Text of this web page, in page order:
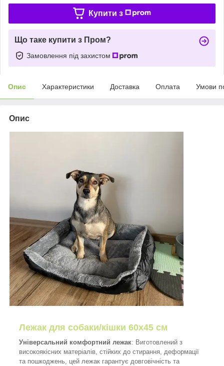
Купити з
Що таке купити з Пром?
Замовлення під захистом
Опис Характеристики Доставка Оплата Умови
Опис
Лежак для собаки/кішки 60x45 см
Універсальний комфортний лежак: Виготовлений з
високоякісних матеріалів, стійких до стирання, деформації
та пошкоджень, цей лежак гарантує довговічність та